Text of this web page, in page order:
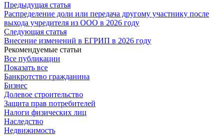
Предыдущая статья
Распределение доли или передача другому участнику после
выхода учредителя из ООО в 2026 году
Следующая статья
Внесение изменений в ЕГРИП в 2026 году
Рекомендуемые статьи
Все публикации
Показать все
Банкротство гражданина
Бизнес
Долевое строительство
Защита прав потребителей
Налоги физических лиц
Наследство
Недвижимость